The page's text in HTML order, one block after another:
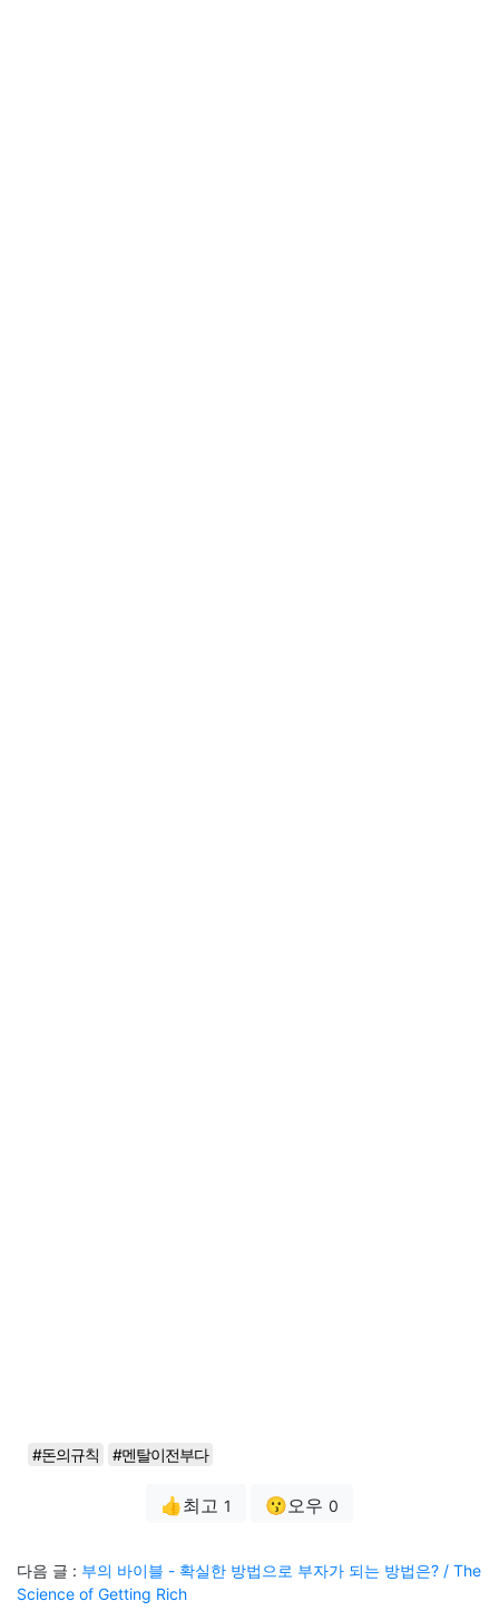
#돈의규칙 #멘탈이전부다
👍최고 1 😗오우 0
다음 글 : 부의 바이블 - 확실한 방법으로 부자가 되는 방법은? / The
Science of Getting Rich